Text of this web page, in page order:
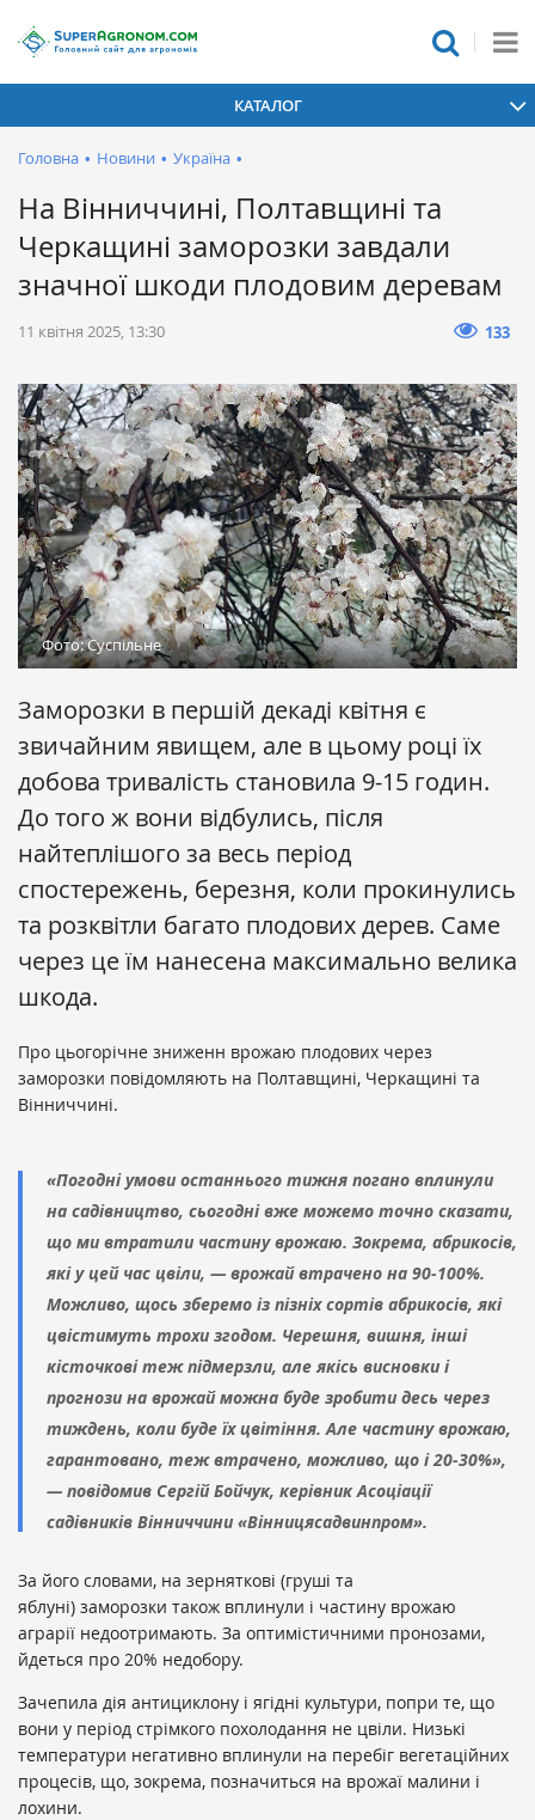
КАТАЛОГ
Головна • Новини • Україна •
На Вінниччині, Полтавщині та
Черкащині заморозки завдали
значної шкоди плодовим деревам
11 квітня 2025, 13:30 133
Фото: Суспільне
Заморозки в першій декаді квітня є
звичайним явищем, але в цьому році їх
добова тривалість становила 9-15 годин.
До того ж вони відбулись, після
найтеплішого за весь період
спостережень, березня, коли прокинулись
та розквітли багато плодових дерев. Саме
через це їм нанесена максимально велика
шкода.
Про цьогорічне зниженн врожаю плодових через
заморозки повідомляють на Полтавщині, Черкащині та
Вінниччині.
«Погодні умови останнього тижня погано вплинули
на садівництво, сьогодні вже можемо точно сказати,
що ми втратили частину врожаю. Зокрема, абрикосів,
які у цей час цвіли, — врожай втрачено на 90-100%.
Можливо, щось зберемо із пізніх сортів абрикосів, які
цвістимуть трохи згодом. Черешня, вишня, інші
кісточкові теж підмерзли, але якісь висновки і
прогнози на врожай можна буде зробити десь через
тиждень, коли буде їх цвітіння. Але частину врожаю,
гарантовано, теж втрачено, можливо, що і 20-30%»,
— повідомив Сергій Бойчук, керівник Асоціації
садівників Вінниччини «Вінницясадвинпром».
За його словами, на зерняткові (груші та
яблуні) заморозки також вплинули і частину врожаю
аграрії недоотримають. За оптимістичними пронозами,
йдеться про 20% недобору.
Зачепила дія антициклону і ягідні культури, попри те, що
вони у період стрімкого похолодання не цвіли. Низькі
температури негативно вплинули на перебіг вегетаційних
процесів, що, зокрема, позначиться на врожаї малини і
лохини.